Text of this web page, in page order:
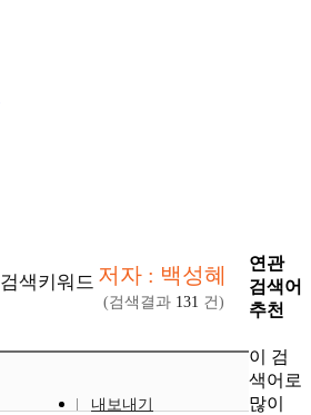
검색키워드 저자 : 백성혜
(검색결과 131 건)
내보내기
연관
검색어
추천
이 검
색어로
많이